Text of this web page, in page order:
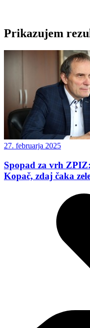
Prikazujem
27. februarja 2025
Spopad za vrh
Kopač, zdaj čaka